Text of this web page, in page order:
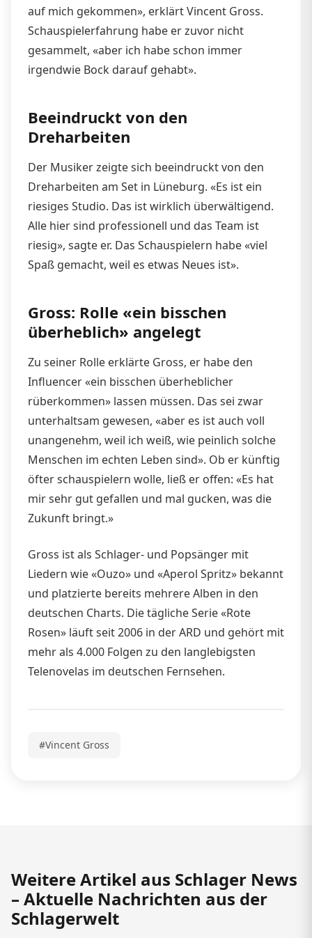
auf mich gekommen», erklärt Vincent Gross.
Schauspielerfahrung habe er zuvor nicht
gesammelt, «aber ich habe schon immer
irgendwie Bock darauf gehabt».
Beeindruckt von den
Dreharbeiten
Der Musiker zeigte sich beeindruckt von den
Dreharbeiten am Set in Lüneburg. «Es ist ein
riesiges Studio. Das ist wirklich überwältigend.
Alle hier sind professionell und das Team ist
riesig», sagte er. Das Schauspielern habe «viel
Spaß gemacht, weil es etwas Neues ist».
Gross: Rolle «ein bisschen
überheblich» angelegt
Zu seiner Rolle erklärte Gross, er habe den
Influencer «ein bisschen überheblicher
rüberkommen» lassen müssen. Das sei zwar
unterhaltsam gewesen, «aber es ist auch voll
unangenehm, weil ich weiß, wie peinlich solche
Menschen im echten Leben sind». Ob er künftig
öfter schauspielern wolle, ließ er offen: «Es hat
mir sehr gut gefallen und mal gucken, was die
Zukunft bringt.»
Gross ist als Schlager- und Popsänger mit
Liedern wie «Ouzo» und «Aperol Spritz» bekannt
und platzierte bereits mehrere Alben in den
deutschen Charts. Die tägliche Serie «Rote
Rosen» läuft seit 2006 in der ARD und gehört mit
mehr als 4.000 Folgen zu den langlebigsten
Telenovelas im deutschen Fernsehen.
#Vincent Gross
Weitere Artikel aus Schlager News
– Aktuelle Nachrichten aus der
Schlagerwelt